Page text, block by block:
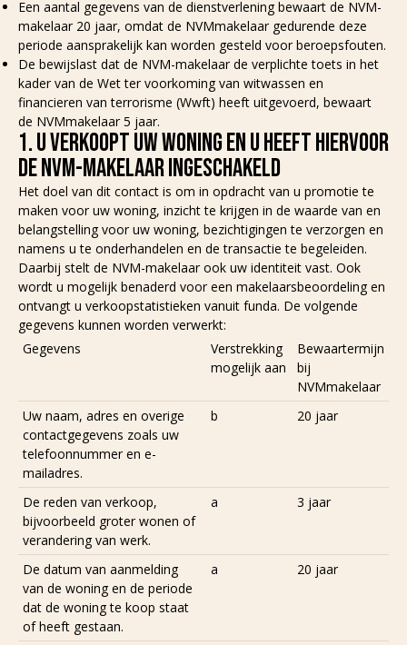
Een aantal gegevens van de dienstverlening bewaart de NVM-
makelaar 20 jaar, omdat de NVMmakelaar gedurende deze
periode aansprakelijk kan worden gesteld voor beroepsfouten.
De bewijslast dat de NVM-makelaar de verplichte toets in het
kader van de Wet ter voorkoming van witwassen en
financieren van terrorisme (Wwft) heeft uitgevoerd, bewaart
de NVMmakelaar 5 jaar.
1. U VERKOOPT UW WONING EN U HEEFT HIERVOOR
DE NVM-MAKELAAR INGESCHAKELD
Het doel van dit contact is om in opdracht van u promotie te
maken voor uw woning, inzicht te krijgen in de waarde van en
belangstelling voor uw woning, bezichtigingen te verzorgen en
namens u te onderhandelen en de transactie te begeleiden.
Daarbij stelt de NVM-makelaar ook uw identiteit vast. Ook
wordt u mogelijk benaderd voor een makelaarsbeoordeling en
ontvangt u verkoopstatistieken vanuit funda. De volgende
gegevens kunnen worden verwerkt:
Gegevens
Verstrekking
mogelijk aan
Bewaartermijn
bij
NVMmakelaar
Uw naam, adres en overige
contactgegevens zoals uw
telefoonnummer en e-
mailadres.
b 20 jaar
De reden van verkoop,
bijvoorbeeld groter wonen of
verandering van werk.
a 3 jaar
De datum van aanmelding
van de woning en de periode
dat de woning te koop staat
of heeft gestaan.
a 20 jaar